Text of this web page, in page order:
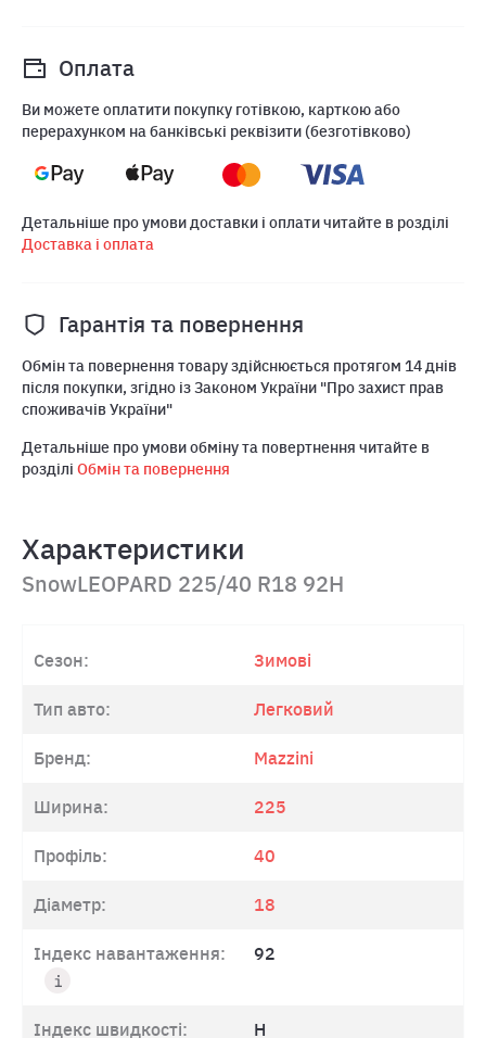
Оплата
Ви можете оплатити покупку готівкою, карткою або
перерахунком на банківські реквізити (безготівково)
Детальніше про умови доставки і оплати читайте в розділі
Доставка і оплата
Гарантія та повернення
Обмін та повернення товару здійснюється протягом 14 днів
після покупки, згідно із Законом України "Про захист прав
споживачів України"
Детальніше про умови обміну та повертнення читайте в
розділі Обмін та повернення
Характеристики
SnowLEOPARD 225/40 R18 92H
Сезон: Зимові
Тип авто: Легковий
Бренд: Mazzini
Ширина: 225
Профіль: 40
Діаметр: 18
Індекс навантаження: 92
Індекс швидкості: H